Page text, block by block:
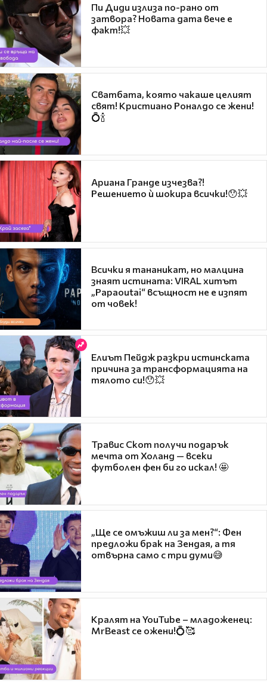
Пи Диди излиза по-рано от
затвора? Новата дата вече е
факт!💥
Сватбата, която чакаше целият
свят! Кристиано Роналдо се жени!
💍🍾
Ариана Гранде изчезва?!
Решението ѝ шокира всички!😯💥
Всички я тананикат, но малцина
знаят истината: VIRAL хитът
„Papaoutai“ всъщност не е изпят
от човек!
Елиът Пейдж разкри истинската
причина за трансформацията на
тялото си!😯💥
Травис Скот получи подарък
мечта от Холанд — всеки
футболен фен би го искал! 🤩
„Ще се омъжиш ли за мен?“: Фен
предложи брак на Зендая, а тя
отвърна само с три думи😅
Кралят на YouTube – младоженец:
MrBeast се ожени!💍🥰